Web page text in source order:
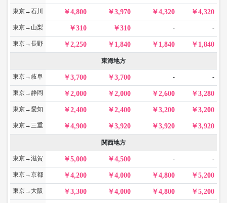
東京→石川 4,800 3,970 4,320 4,320
東京→山梨 310 310 - -
東京→長野 2,250 1,840 1,840 1,840
東海地方
東京→岐阜 3,700 3,700 - -
東京→静岡 2,000 2,000 2,600 3,280
東京→愛知 2,400 2,400 3,200 3,200
東京→三重 4,900 3,920 3,920 3,920
関西地方
東京→滋賀 5,000 4,500 - -
東京→京都 4,200 4,000 4,800 5,200
東京→大阪 3,300 4,000 4,800 5,200